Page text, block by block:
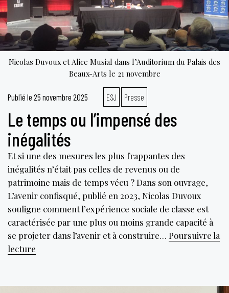
Nicolas Duvoux et Alice Musial dans l’Auditorium du Palais des
Beaux-Arts le 21 novembre
Publié le 25 novembre 2025 ESJ Presse
Le temps ou l’impensé des
inégalités
Et si une des mesures les plus frappantes des
inégalités n’était pas celles de revenus ou de
patrimoine mais de temps vécu ? Dans son ouvrage,
L’avenir confisqué, publié en 2023, Nicolas Duvoux
souligne comment l’expérience sociale de classe est
caractérisée par une plus ou moins grande capacité à
se projeter dans l’avenir et à construire… Poursuivre la
lecture
l’impensé